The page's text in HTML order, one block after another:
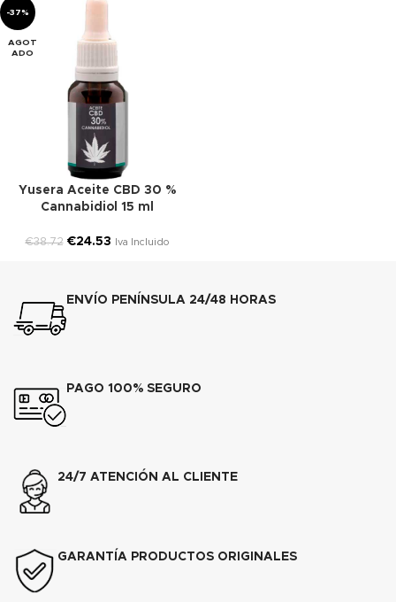
-37%
AGOT
ADO
Yusera Aceite CBD 30 %
Cannabidiol 15 ml
€38.72 €24.53 Iva Incluido
ENVÍO PENÍNSULA 24/48 HORAS
PAGO 100% SEGURO
24/7 ATENCIÓN AL CLIENTE
GARANTÍA PRODUCTOS ORIGINALES